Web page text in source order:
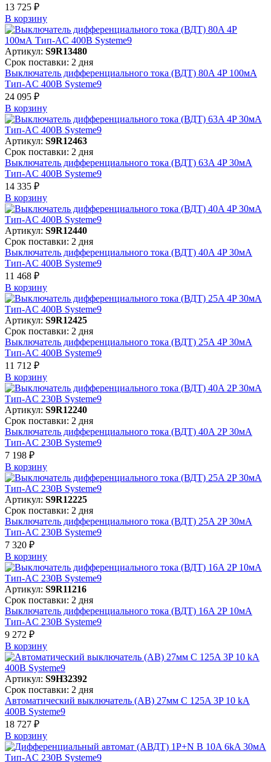
13 725 ₽
В корзинy
Артикул: S9R13480
Срок поставки: 2 дня
Выключатель дифференциального тока (ВДТ) 80A 4P 100мА
Тип-AC 400В Systeme9
24 095 ₽
В корзинy
Артикул: S9R12463
Срок поставки: 2 дня
Выключатель дифференциального тока (ВДТ) 63A 4P 30мА
Тип-AC 400В Systeme9
14 335 ₽
В корзинy
Артикул: S9R12440
Срок поставки: 2 дня
Выключатель дифференциального тока (ВДТ) 40A 4P 30мА
Тип-AC 400В Systeme9
11 468 ₽
В корзинy
Артикул: S9R12425
Срок поставки: 2 дня
Выключатель дифференциального тока (ВДТ) 25A 4P 30мА
Тип-AC 400В Systeme9
11 712 ₽
В корзинy
Артикул: S9R12240
Срок поставки: 2 дня
Выключатель дифференциального тока (ВДТ) 40A 2P 30мА
Тип-AC 230В Systeme9
7 198 ₽
В корзинy
Артикул: S9R12225
Срок поставки: 2 дня
Выключатель дифференциального тока (ВДТ) 25A 2P 30мА
Тип-AC 230В Systeme9
7 320 ₽
В корзинy
Артикул: S9R11216
Срок поставки: 2 дня
Выключатель дифференциального тока (ВДТ) 16A 2P 10мА
Тип-AC 230В Systeme9
9 272 ₽
В корзинy
Артикул: S9H32392
Срок поставки: 2 дня
Автоматический выключатель (АВ) 27мм C 125A 3P 10 kA
400В Systeme9
18 727 ₽
В корзинy